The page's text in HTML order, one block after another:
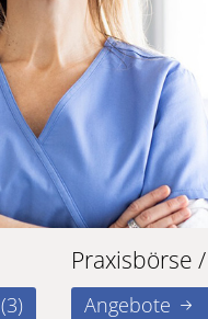
(3)
Praxisbörse
Angebote